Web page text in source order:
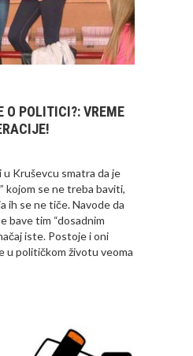
POLITICI?: VREME
u Kruševcu smatra da je
kojom se ne treba baviti,
ih se ne tiče. Navode da
bave tim “dosadnim
iste. Postoje i oni
u političkom životu veoma